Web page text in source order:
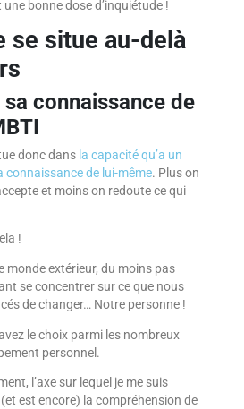
une bonne dose d’inquiétude !
se situe au-delà
connaissance de
donc dans la capacité qu’a un
connaissance de lui-même. Plus on
et moins on redoute ce qui
!
monde extérieur, du moins pas
se concentrer sur ce que nous
de changer… Notre personne !
le choix parmi les nombreux
personnel.
l’axe sur lequel je me suis
est encore) la compréhension de